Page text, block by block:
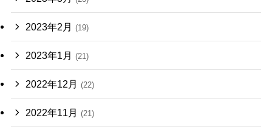
2023年2月 (19)
2023年1月 (21)
2022年12月 (22)
2022年11月 (21)